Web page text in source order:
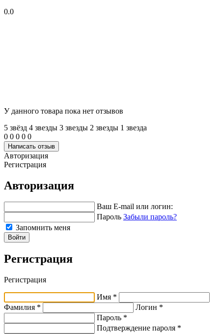
0.0
У данного товара пока нет отзывов
5 звёзд 4 звeзды 3 звeзды 2 звeзды 1 звeзда
0 0 0 0 0
Написать отзыв
Авторизация
Регистрация
Авторизация
Ваш E-mail или логин:
Пароль Забыли пароль?
Запомнить меня
Войти
Регистрация
Регистрация
Имя *
Фамилия *
Логин *
Пароль *
Подтверждение пароля *